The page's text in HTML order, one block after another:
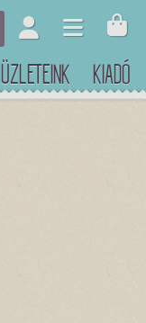
ÜZLETEINK KIADÓ